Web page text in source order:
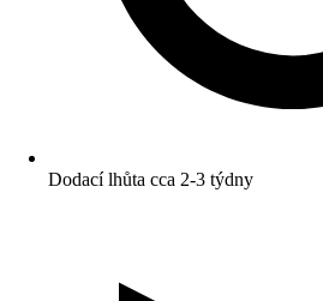
Dodací lhůta cca 2-3 týdny